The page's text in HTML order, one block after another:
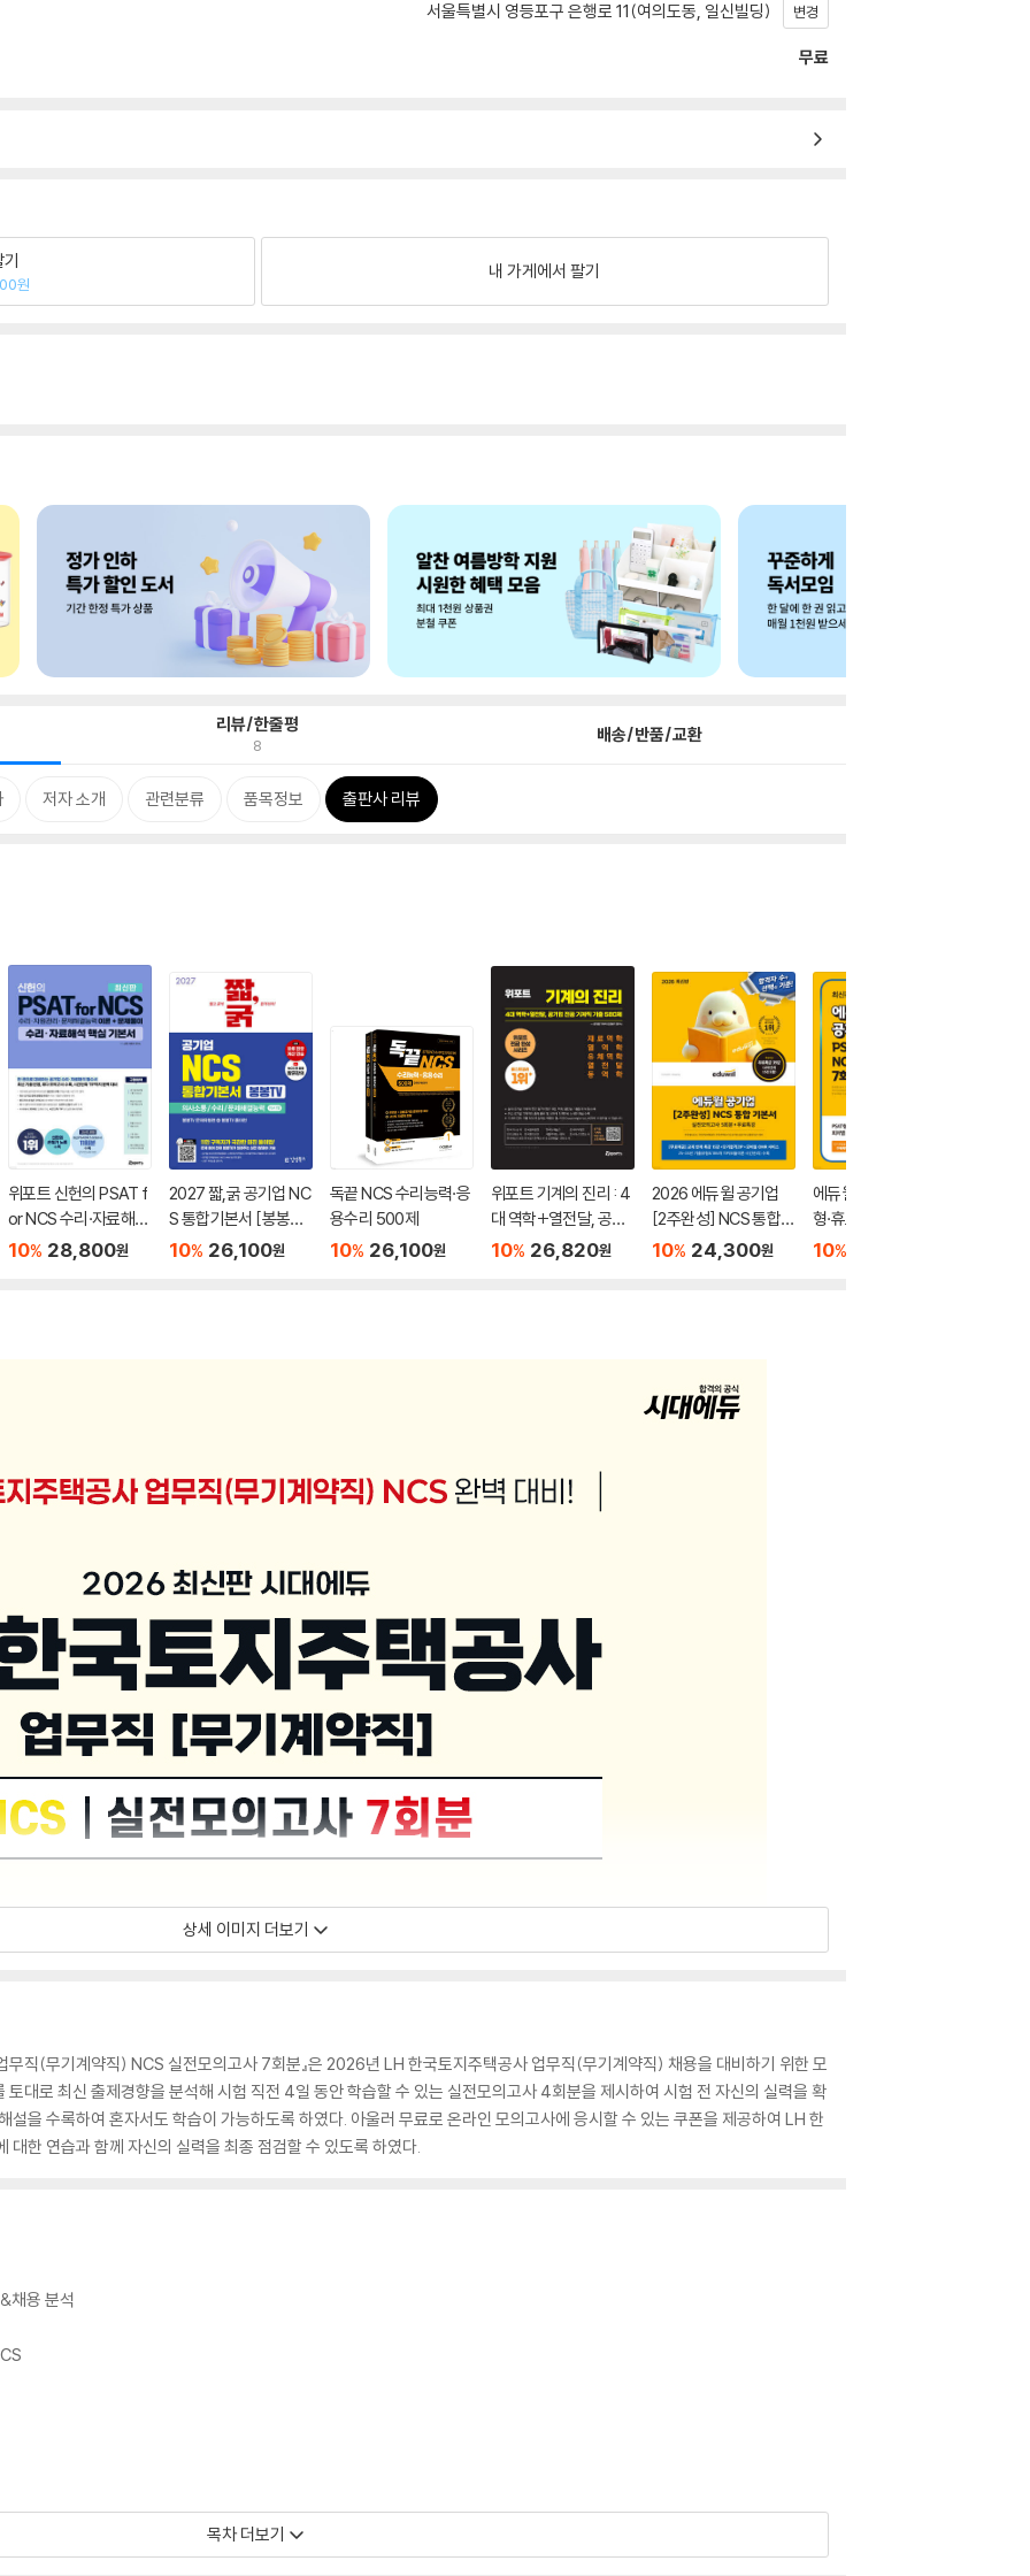
서울특별시 영등포구 은행로 11(여의도동, 일신빌딩) 변경
무료
원
내 가게에서 팔기
리뷰/한줄평
8 배송/반품/교환
저자 소개 관련분류 품목정보 출판사 리뷰
위포트 신헌의 PSAT f
or NCS 수리·자료해석
핵심 기본서
10% 28,800원
2027 짧,굵 공기업 NC
S 통합기본서 [봉봉T
V] 의사소통능력/수리
10% 26,100원
독끝 NCS 수리능력·응
용수리 500제
10% 26,100원
위포트 기계의 진리 : 4
대 역학+열전달, 공기
업 전공 기계직 기출 5
10% 26,820원
2026 에듀윌 공기업
[2주완성] NCS 통합
기본서 (실전모의고사
10% 24,300원
에듀윌 공기업 PSAT
형·휴노 중심형 NCS 실
전모의고사 7회
10%
상세 이미지 더보기
무직(무기계약직) NCS 실전모의고사 7회분』은 2026년 LH 한국토지주택공사 업무직(무기계약직) 채용을 대비하기 위한 모
대로 최신 출제경향을 분석해 시험 직전 4일 동안 학습할 수 있는 실전모의고사 4회분을 제시하여 시험 전 자신의 실력을 확
설을 수록하여 혼자서도 학습이 가능하도록 하였다. 아울러 무료로 온라인 모의고사에 응시할 수 있는 쿠폰을 제공하여 LH 한
한 연습과 함께 자신의 실력을 최종 점검할 수 있도록 하였다.
채용 분석
목차 더보기